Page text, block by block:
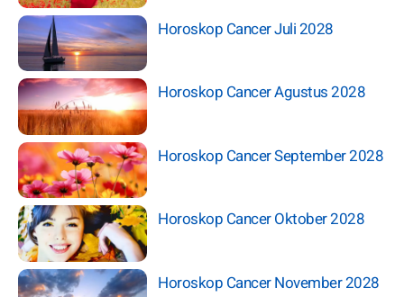
Horoskop Cancer Juli 2028
Horoskop Cancer Agustus 2028
Horoskop Cancer September 2028
Horoskop Cancer Oktober 2028
Horoskop Cancer November 2028